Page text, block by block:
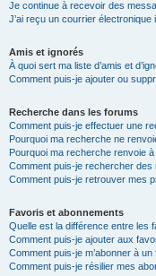
Je continue à recevoir des
J’ai reçu un courrier électronique
Amis et ignorés
À quoi sert ma liste d’amis et
Comment puis-je ajouter ou
Recherche dans les forums
Comment puis-je effectuer une
Pourquoi ma recherche ne
Pourquoi ma recherche renvoie
Comment puis-je rechercher des
Comment puis-je retrouver mes
Favoris et abonnements
Quelle est la différence entre les
Comment puis-je ajouter aux
Comment puis-je m’abonner à
Comment puis-je résilier mes